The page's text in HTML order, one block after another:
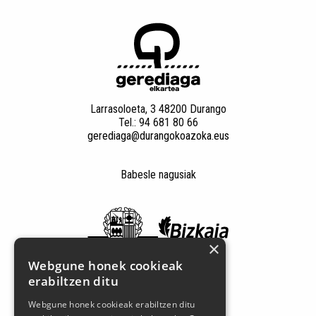
Larrasoloeta, 3 48200 Durango
Tel.: 94 681 80 66
gerediaga@durangokoazoka.eus
Babesle nagusiak
Jarrai gaitzazu sare sozialetan
×
Webgune honek cookieak
erabiltzen ditu
Webgune honek cookieak erabiltzen ditu